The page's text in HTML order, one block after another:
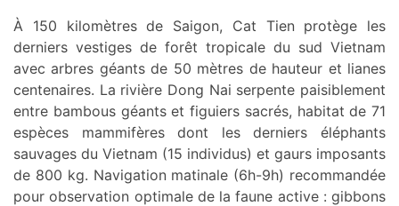
À 150 kilomètres de Saigon, Cat Tien protège les
derniers vestiges de forêt tropicale du sud Vietnam
avec arbres géants de 50 mètres de hauteur et lianes
centenaires. La rivière Dong Nai serpente paisiblement
entre bambous géants et figuiers sacrés, habitat de 71
espèces mammifères dont les derniers éléphants
sauvages du Vietnam (15 individus) et gaurs imposants
de 800 kg. Navigation matinale (6h-9h) recommandée
pour observation optimale de la faune active : gibbons